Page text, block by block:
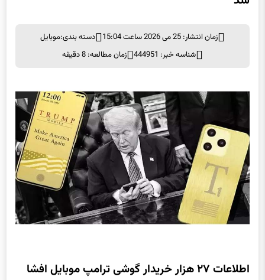
شناسه خبر: 444951
زمان مطالعه: 8 دقیقه
شد